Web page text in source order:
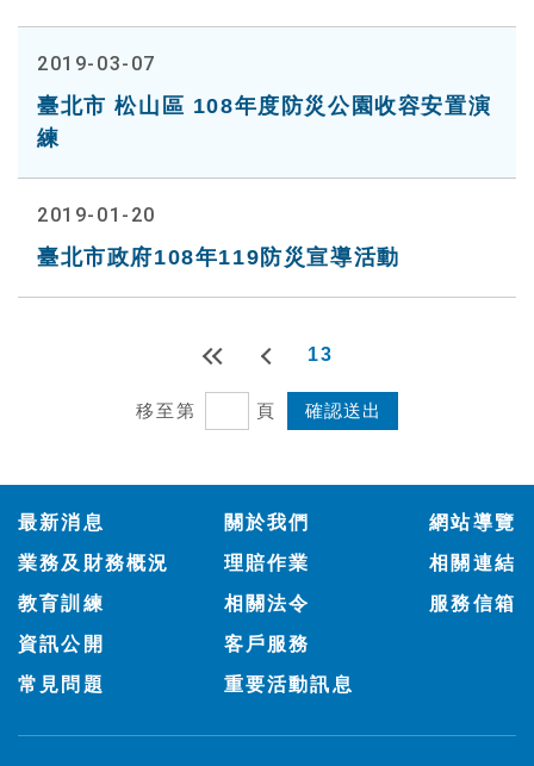
2019-03-07
臺北市 松山區 108年度防災公園收容安置演
練
2019-01-20
臺北市政府108年119防災宣導活動
13
移至第 頁
最新消息
關於我們
業務及財務概況
理賠作業
教育訓練
相關法令
資訊公開
客戶服務
常見問題
重要活動訊息
網站導覽
相關連結
服務信箱